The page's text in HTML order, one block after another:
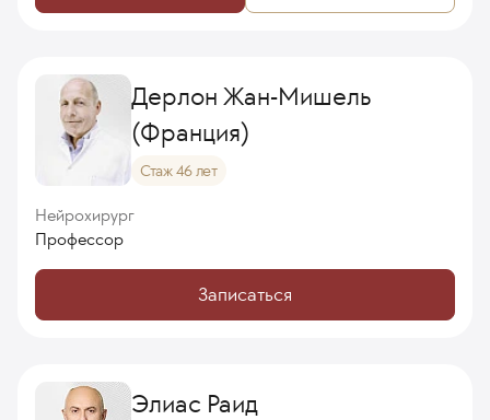
Дерлон Жан-Мишель
(Франция)
Стаж 46 лет
Нейрохирург
Профессор
Записаться
Элиас Раид